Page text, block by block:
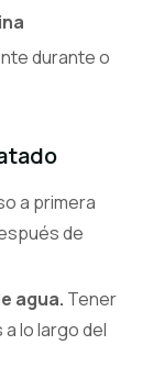
durante o
a primera
de
agua. Tener
lo largo del